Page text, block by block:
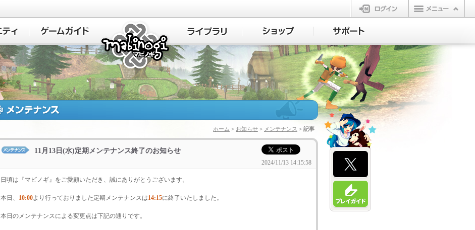
ログイン
マビノギ
ホーム > お知らせ > メンテナンス > 記事
11月13日(水)定期メンテナンス終了のお知らせ
2024/11/13 14:15:58
日頃は『マビノギ』をご愛顧いただき、誠にありがとうございます。
本日、 10:00より行っておりました定期メンテナンスは14:15に終了いたしました。
本日のメンテナンスによる変更点は下記の通りです。